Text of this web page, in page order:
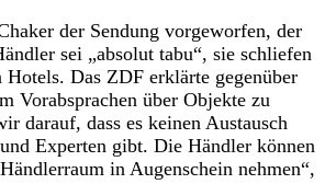
der Sendung vorgeworfen, der
sei „absolut tabu“, sie schliefen
Das ZDF erklärte gegenüber
Vorabsprachen über Objekte zu
darauf, dass es keinen Austausch
Experten gibt. Die Händler können
in Augenschein nehmen“,